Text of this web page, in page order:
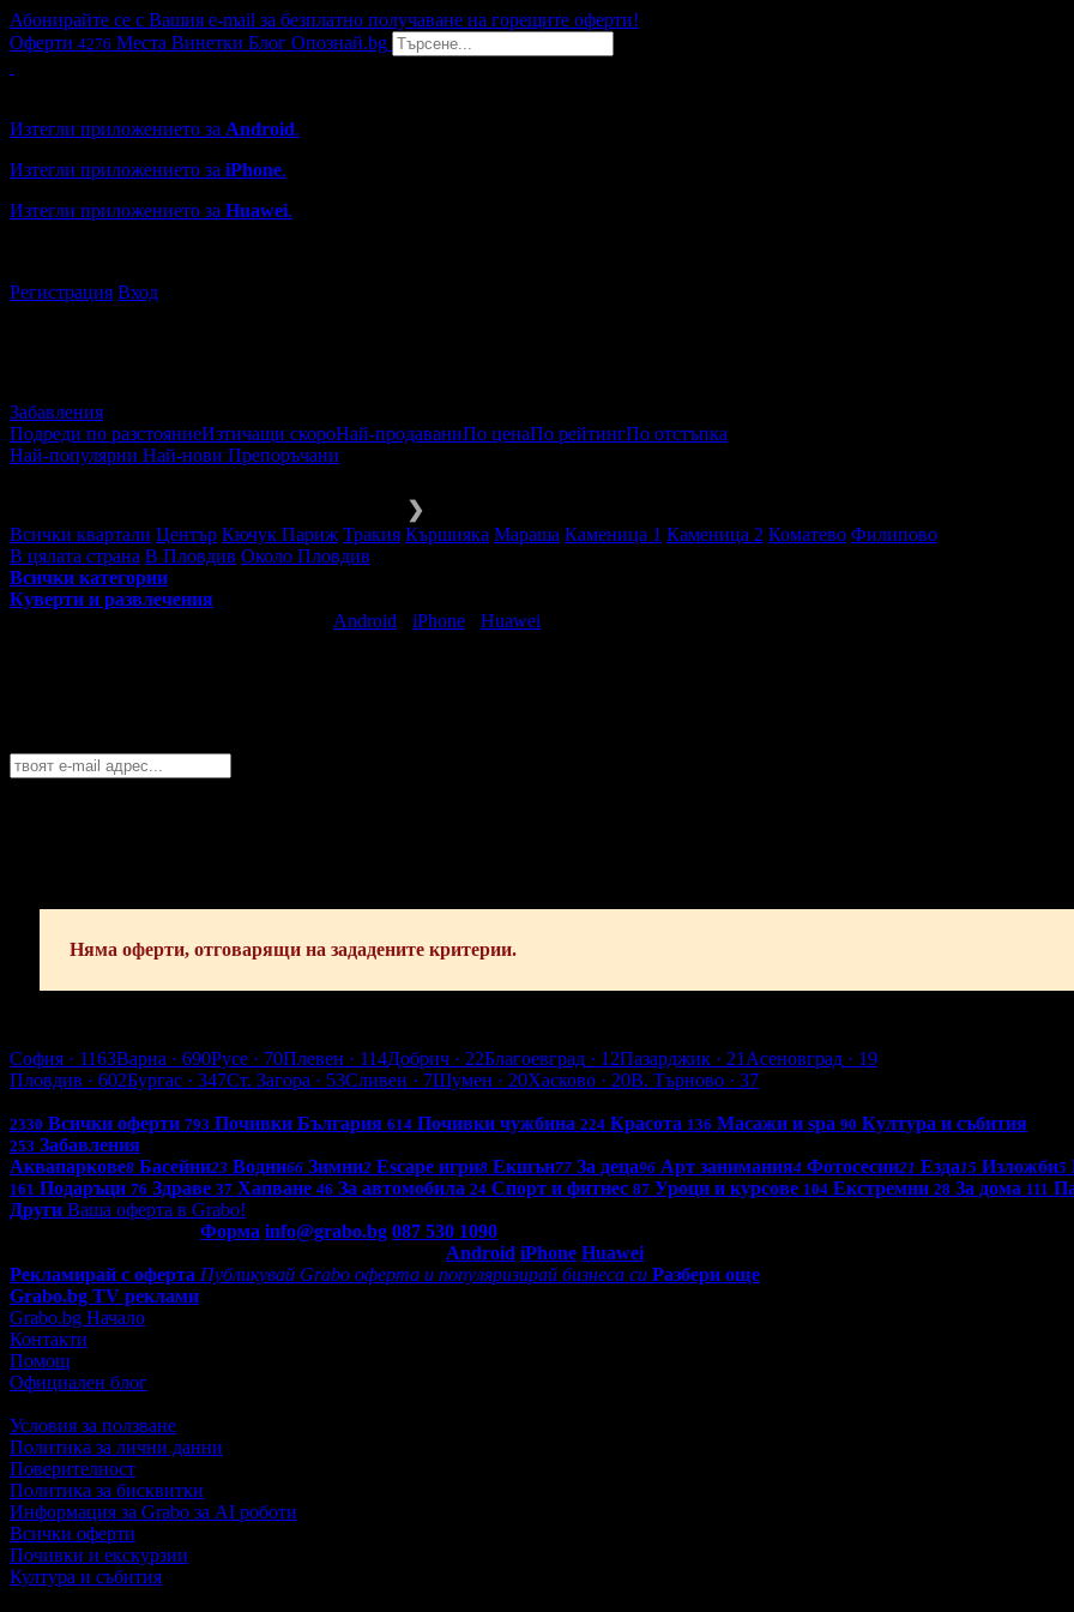
Абонирайте се с Вашия e-mail за безплатно получаване на горещите оферти!
Оферти 4276 Места Винетки Блог Опознай.bg
Изтегли приложението за Android.
Изтегли приложението за iPhone.
Изтегли приложението за Huawei.
Регистрация Вход
Забавления
Подреди по разстояниеИзтичащи скороНай-продаваниПо ценаПо рейтингПо отстъпка
Най-популярни Най-нови Препоръчани
❯
Всички квартали Център Кючук Париж Тракия Кършияка Мараша Каменица 1 Каменица 2 Коматево Филипово
В цялата страна В Пловдив Около Пловдив
Всички категории
Куверти и развлечения
Android iPhone Huawei
Няма оферти, отговарящи на зададените критерии.
София · 1163Варна · 690Русе · 70Плевен · 114Добрич · 22Благоевград · 12Пазарджик · 21 Асеновград · 19
Пловдив · 602Бургас · 347Ст. Загора · 53Сливен · 7Шумен · 20Хасково · 20В. Търново · 37
2330 Всички оферти 793 Почивки България 614 Почивки чужбина 224 Красота 136 Масажи и spa 90 Култура и събития
253 Забавления
Аквапаркове8 Басейни23 Водни66 Зимни2 Escape игри8 Екшън77 За деца96 Арт занимания4 Фотосесии21 Езда15 Изложби5
161 Подаръци 76 Здраве 37 Хапване 46 За автомобила 24 Спорт и фитнес 87 Уроци и курсове 104 Екстремни 28 За дома 111
Други Ваша оферта в Grabo!
Форма info@grabo.bg 087 530 1090
Android iPhone Huawei
Рекламирай с оферта Публикувай Grabo оферта и популяризирай бизнеса си Разбери още
Grabo.bg TV реклами
Grabo.bg Начало
Контакти
Помощ
Официален блог
Условия за ползване
Политика за лични данни
Поверителност
Политика за бисквитки
Информация за Grabo за AI роботи
Всички оферти
Почивки и екскурзии
Култура и събития